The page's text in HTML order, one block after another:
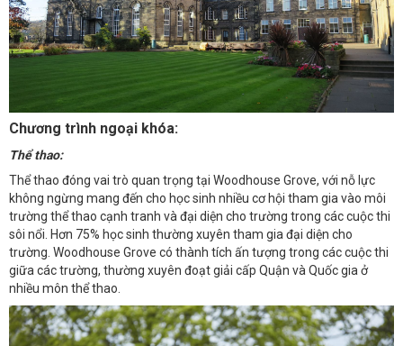
Chương trình ngoại khóa:
Thể thao:
Thể thao đóng vai trò quan trọng tại Woodhouse Grove, với nỗ lực
không ngừng mang đến cho học sinh nhiều cơ hội tham gia vào môi
trường thể thao cạnh tranh và đại diện cho trường trong các cuộc thi
sôi nổi. Hơn 75% học sinh thường xuyên tham gia đại diện cho
trường. Woodhouse Grove có thành tích ấn tượng trong các cuộc thi
giữa các trường, thường xuyên đoạt giải cấp Quận và Quốc gia ở
nhiều môn thể thao.